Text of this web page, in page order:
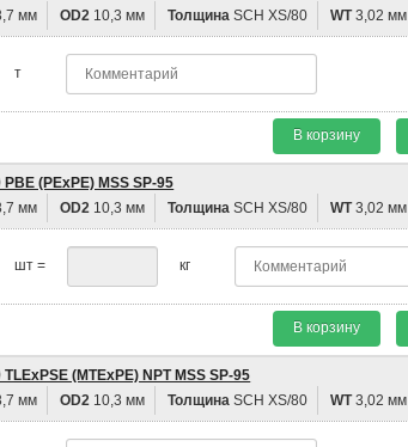
мм OD2 10,3 мм Толщина SCH XS/80 WT3,02 мм
т
В корзину
(PEхPE) MSS SP-95
мм OD2 10,3 мм Толщина SCH XS/80 WT3,02 мм
шт = кг
В корзину
(MTEхPE) NPT MSS SP-95
мм OD2 10,3 мм Толщина SCH XS/80 WT3,02 мм